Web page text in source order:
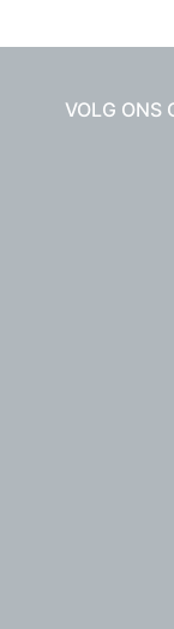
VOLG ONS